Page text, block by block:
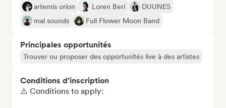
artemis orion Loren Berí
DUUNES
mal sounds
Full Flower Moon Band
Principales opportunités
Trouver ou proposer des opportunités live à des artistes
Conditions d'inscription
⚠️ Conditions to apply: